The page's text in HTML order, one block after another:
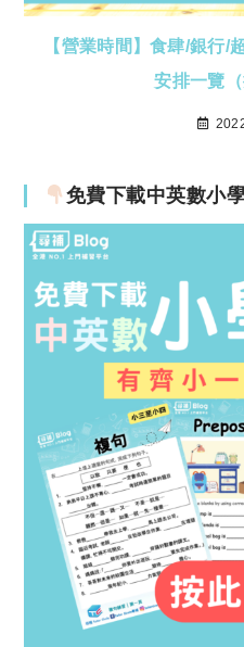
【營業時間】食肆/銀行/
安排一覽（
免費下載中英數小